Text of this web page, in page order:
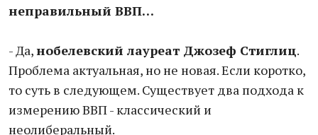
неправильный ВВП…
- Да,нобелевский лауреат Джозеф Стиглиц.
Проблема актуальная, но не новая. Если коротко,
то суть в следующем. Существует два подхода к
измерению ВВП - классический и
неолиберальный.